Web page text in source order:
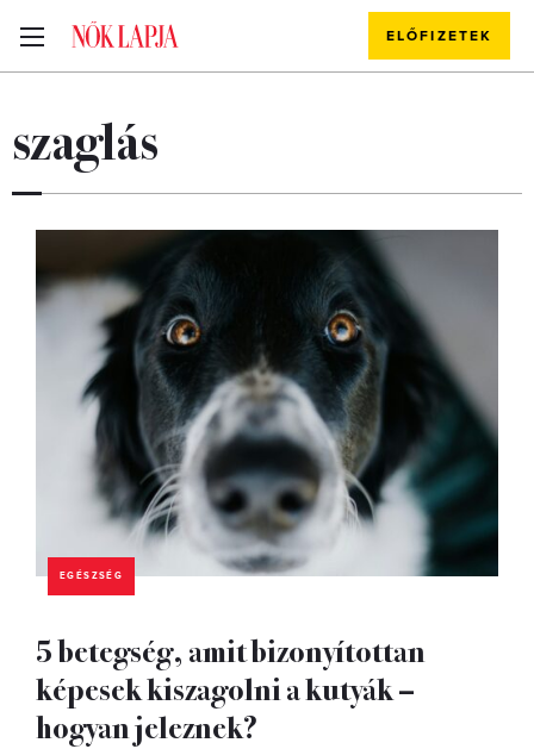
ELŐFIZETEK
szaglás
EGÉSZSÉG
5 betegség, amit bizonyítottan
képesek kiszagolni a kutyák –
hogyan jeleznek?